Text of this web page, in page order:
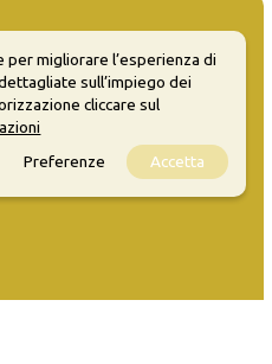
per migliorare l’esperienza di
sull’impiego dei
cliccare sul
Preferenze
Accetta